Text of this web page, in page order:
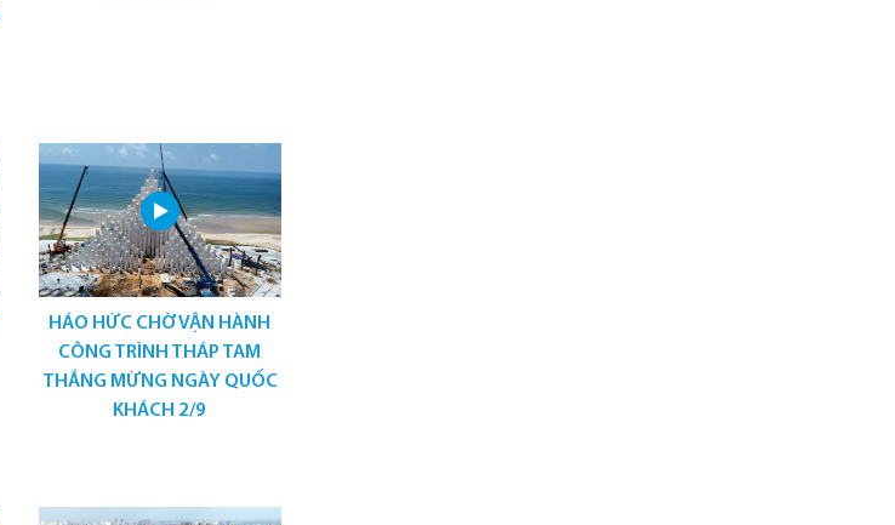
HÁO HỨC CHỜ VẬN HÀNH
CÔNG TRÌNH THÁP TAM
THẮNG MỪNG NGÀY QUỐC
KHÁCH 2/9